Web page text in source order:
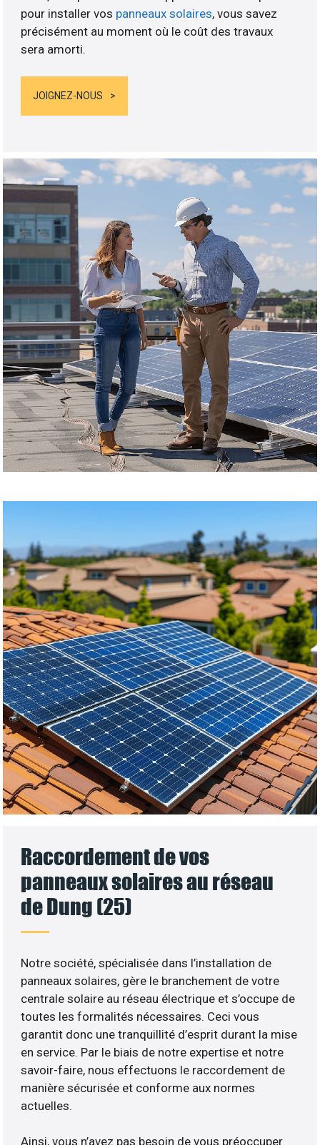
pour installer vos panneaux solaires, vous savez
précisément au moment où le coût des travaux
sera amorti.
JOIGNEZ-NOUS
Raccordement de vos
panneaux solaires au réseau
de Dung (25)
Notre société, spécialisée dans l’installation de
panneaux solaires, gère le branchement de votre
centrale solaire au réseau électrique et s’occupe de
toutes les formalités nécessaires. Ceci vous
garantit donc une tranquillité d’esprit durant la mise
en service. Par le biais de notre expertise et notre
savoir-faire, nous effectuons le raccordement de
manière sécurisée et conforme aux normes
actuelles.
Ainsi, vous n’avez pas besoin de vous préoccuper